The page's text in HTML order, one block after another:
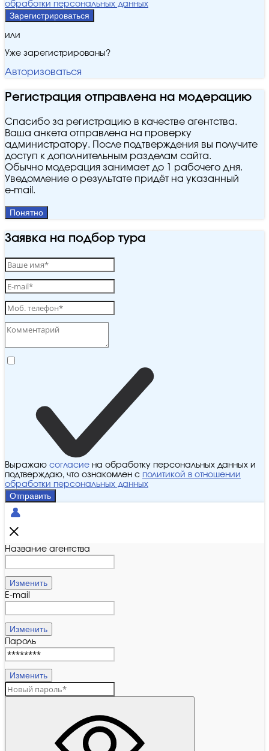
обработки персональных данных
Зарегистрироваться
или
Уже зарегистрированы?
Авторизоваться
Регистрация отправлена на модерацию
Спасибо за регистрацию в качестве агентства.
Ваша анкета отправлена на проверку
администратору. После подтверждения вы получите
доступ к дополнительным разделам сайта.
Обычно модерация занимает до 1 рабочего дня.
Уведомление о результате придёт на указанный
e‑mail.
Понятно
Заявка на подбор тура
Выражаю согласие на обработку персональных данных и
подтверждаю, что ознакомлен с политикой в отношении
обработки персональных данных
Отправить
Название агентства
Изменить
E-mail
Изменить
Пароль
Изменить